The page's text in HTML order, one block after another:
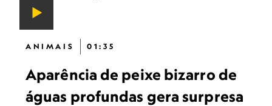
ANIMAIS 01:35
Aparência de peixe bizarro de
águas profundas gera surpresa